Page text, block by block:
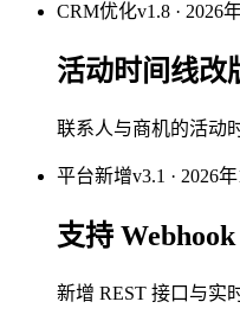
CRM优化v1.8 · 2026
活动时间线改
联系人与商机的活动
平台新增v3.1 · 2026年
支持
新增 REST 接口与实